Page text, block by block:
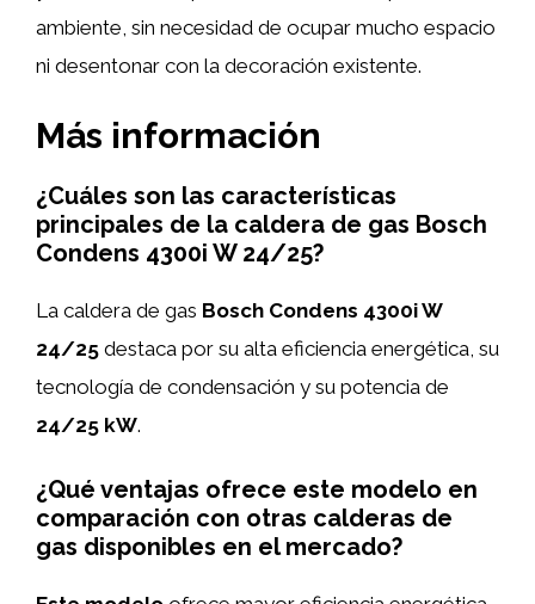
ambiente, sin necesidad de ocupar mucho espacio
ni desentonar con la decoración existente.
Más información
¿Cuáles son las características
principales de la caldera de gas Bosch
Condens 4300i W 24/25?
La caldera de gas Bosch Condens 4300i W
24/25 destaca por su alta eficiencia energética, su
tecnología de condensación y su potencia de
24/25 kW.
¿Qué ventajas ofrece este modelo en
comparación con otras calderas de
gas disponibles en el mercado?